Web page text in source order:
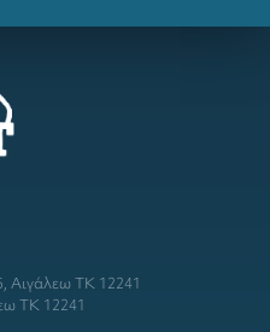
Αιγάλεω ΤΚ 12241
ΤΚ 12241